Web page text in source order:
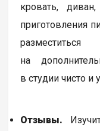
кровать,
приготовления
на
в студии чисто и
Отзывы.